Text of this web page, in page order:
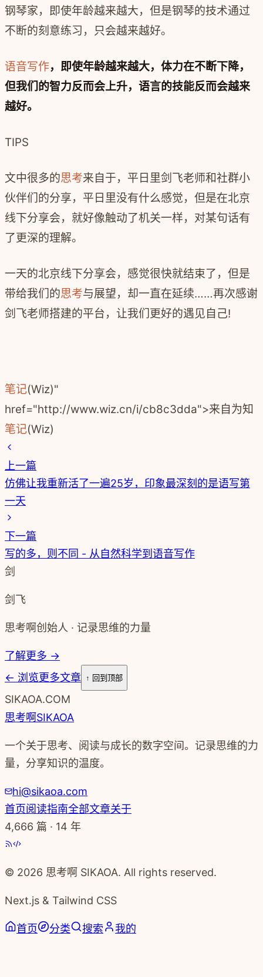
钢琴家，即使年龄越来越大，但是钢琴的技术通过
不断的刻意练习，只会越来越好。
语音写作，即使年龄越来越大，体力在不断下降，
但我们的智力反而会上升，语言的技能反而会越来
越好。
TIPS
文中很多的思考来自于，平日里剑飞老师和社群小
伙伴们的分享，平日里没有什么感觉，但是在北京
线下分享会，就好像触动了机关一样，对某句话有
了更深的理解。
一天的北京线下分享会，感觉很快就结束了，但是
带给我们的思考与展望，却一直在延续……再次感谢
剑飞老师搭建的平台，让我们更好的遇见自己!
笔记(Wiz)"
href="http://www.wiz.cn/i/cb8c3dda">来自为知
笔记(Wiz)
上一篇
仿佛让我重新活了一遍25岁，印象最深刻的是语写第
一天
下一篇
写的多，则不同 - 从自然科学到语音写作
剑
剑飞
思考啊创始人 · 记录思维的力量
了解更多 →
← 浏览更多文章 ↑ 回到顶部
SIKAOA.COM
思考啊SIKAOA
一个关于思考、阅读与成长的数字空间。记录思维的力
量，分享知识的温度。
hi@sikaoa.com
首页阅读指南全部文章关于
4,666 篇 · 14 年
© 2026 思考啊 SIKAOA. All rights reserved.
Next.js & Tailwind CSS
首页 分类 搜索 我的